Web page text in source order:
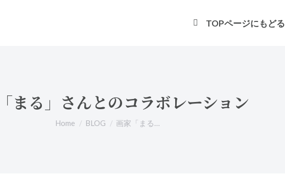
TOPページにもどる
まる」さんとのコラボレーション
You are here:
Home BLOG 画家「まる…